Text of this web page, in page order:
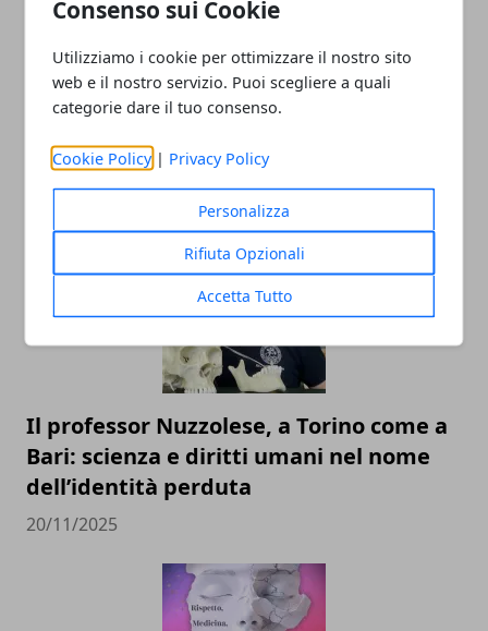
Consenso sui Cookie
Utilizziamo i cookie per ottimizzare il nostro sito
web e il nostro servizio. Puoi scegliere a quali
categorie dare il tuo consenso.
Cookie Policy | Privacy Policy
Personalizza
Rifiuta Opzionali
Accetta Tutto
ARTICOLI CORRELATI
Il professor Nuzzolese, a Torino come a
Bari: scienza e diritti umani nel nome
dell’identità perduta
20/11/2025